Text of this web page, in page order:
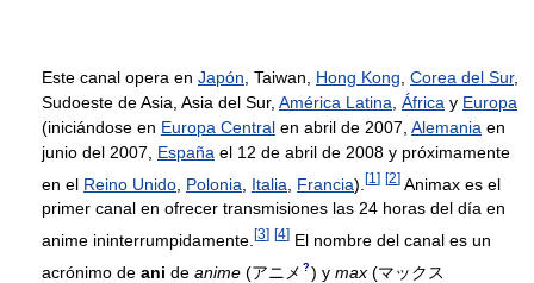
Este canal opera en Japón , Taiwan, Hong Kong Corea del Sur,
Sudoeste de Asia, Asia del Sur, América Latina África y Europa
(iniciándose en Europa Central en abril de 2007, Alemania en
junio del 2007, España el 12 de abril de 2008 y próximamente
en el Reino Unido Polonia Italia Francia). [1 ] [2] Animax es el
primer canal en ofrecer transmisiones las 24 horas del día en
anime ininterrumpidamente. [3] [4] El nombre del canal es un
acrónimo de ani de anime (アニメ ? ) y max (マックス